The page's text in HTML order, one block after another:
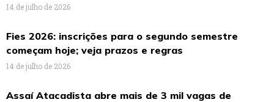
14 de julho de 2026
Fies 2026: inscrições para o segundo semestre
começam hoje; veja prazos e regras
14 de julho de 2026
Assaí Atacadista abre mais de 3 mil vagas de